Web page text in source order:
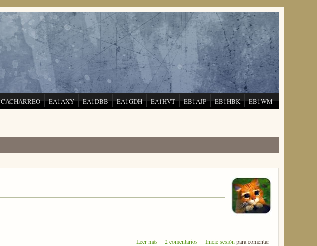
CACHARREO EA1AXY EA1DBB EA1GDH EA1HVT EB1AJP EB1HBK EB1WM
Leer más sobre Un año de Tupper-Ham
2 comentarios Inicie sesiónpara comentar